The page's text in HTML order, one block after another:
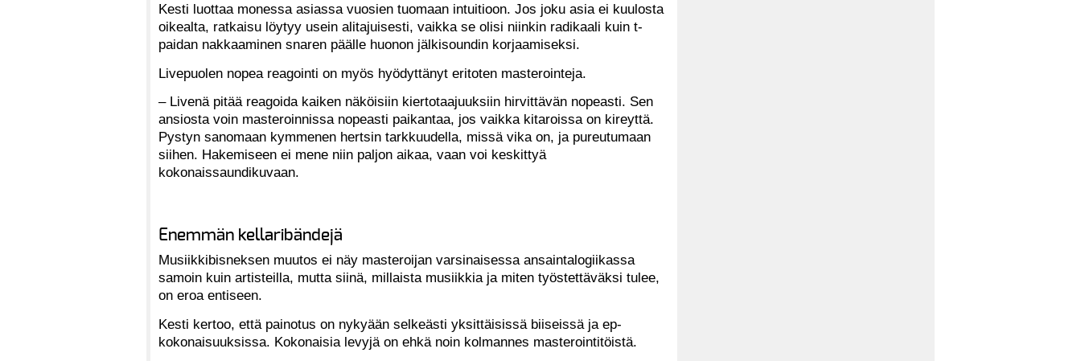
Kesti luottaa monessa asiassa vuosien tuomaan intuitioon. Jos joku asia ei kuulosta
oikealta, ratkaisu löytyy usein alitajuisesti, vaikka se olisi niinkin radikaali kuin t-
paidan nakkaaminen snaren päälle huonon jälkisoundin korjaamiseksi.
Livepuolen nopea reagointi on myös hyödyttänyt eritoten masterointeja.
– Livenä pitää reagoida kaiken näköisiin kiertotaajuuksiin hirvittävän nopeasti. Sen
ansiosta voin masteroinnissa nopeasti paikantaa, jos vaikka kitaroissa on kireyttä.
Pystyn sanomaan kymmenen hertsin tarkkuudella, missä vika on, ja pureutumaan
siihen. Hakemiseen ei mene niin paljon aikaa, vaan voi keskittyä
kokonaissaundikuvaan.
Enemmän kellaribändejä
Musiikkibisneksen muutos ei näy masteroijan varsinaisessa ansaintalogiikassa
samoin kuin artisteilla, mutta siinä, millaista musiikkia ja miten työstettäväksi tulee,
on eroa entiseen.
Kesti kertoo, että painotus on nykyään selkeästi yksittäisissä biiseissä ja ep-
kokonaisuuksissa. Kokonaisia levyjä on ehkä noin kolmannes masterointitöistä.